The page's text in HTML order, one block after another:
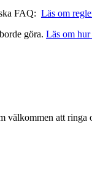
FAQ: Läs om
göra. Läs om hur
välkommen att ringa